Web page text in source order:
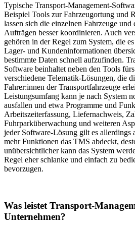
Typische Transport-Management-
Beispiel Tools zur Fahrzeugortung und
lassen sich die einzelnen Fahrzeuge
Aufträgen besser koordinieren. Auch
gehören in der Regel zum System, die
Lager- und Kundeninformationen
bestimmte Daten schnell aufzufinden.
Software beinhaltet neben den Tools
verschiedene Telematik-Lösungen, die
Fahrer:innen der Transportfahrzeuge
Leistungsumfang kann je nach System
ausfallen und etwa Programme und
Arbeitszeiterfassung, Liefernachweis,
Fuhrparküberwachung und weiteren
jeder Software-Lösung gilt es allerdings
mehr Funktionen das TMS abdeckt,
unübersichtlicher kann das System
Regel eher schlanke und einfach zu
bevorzugen.
Was leistet Transport-
Unternehmen?